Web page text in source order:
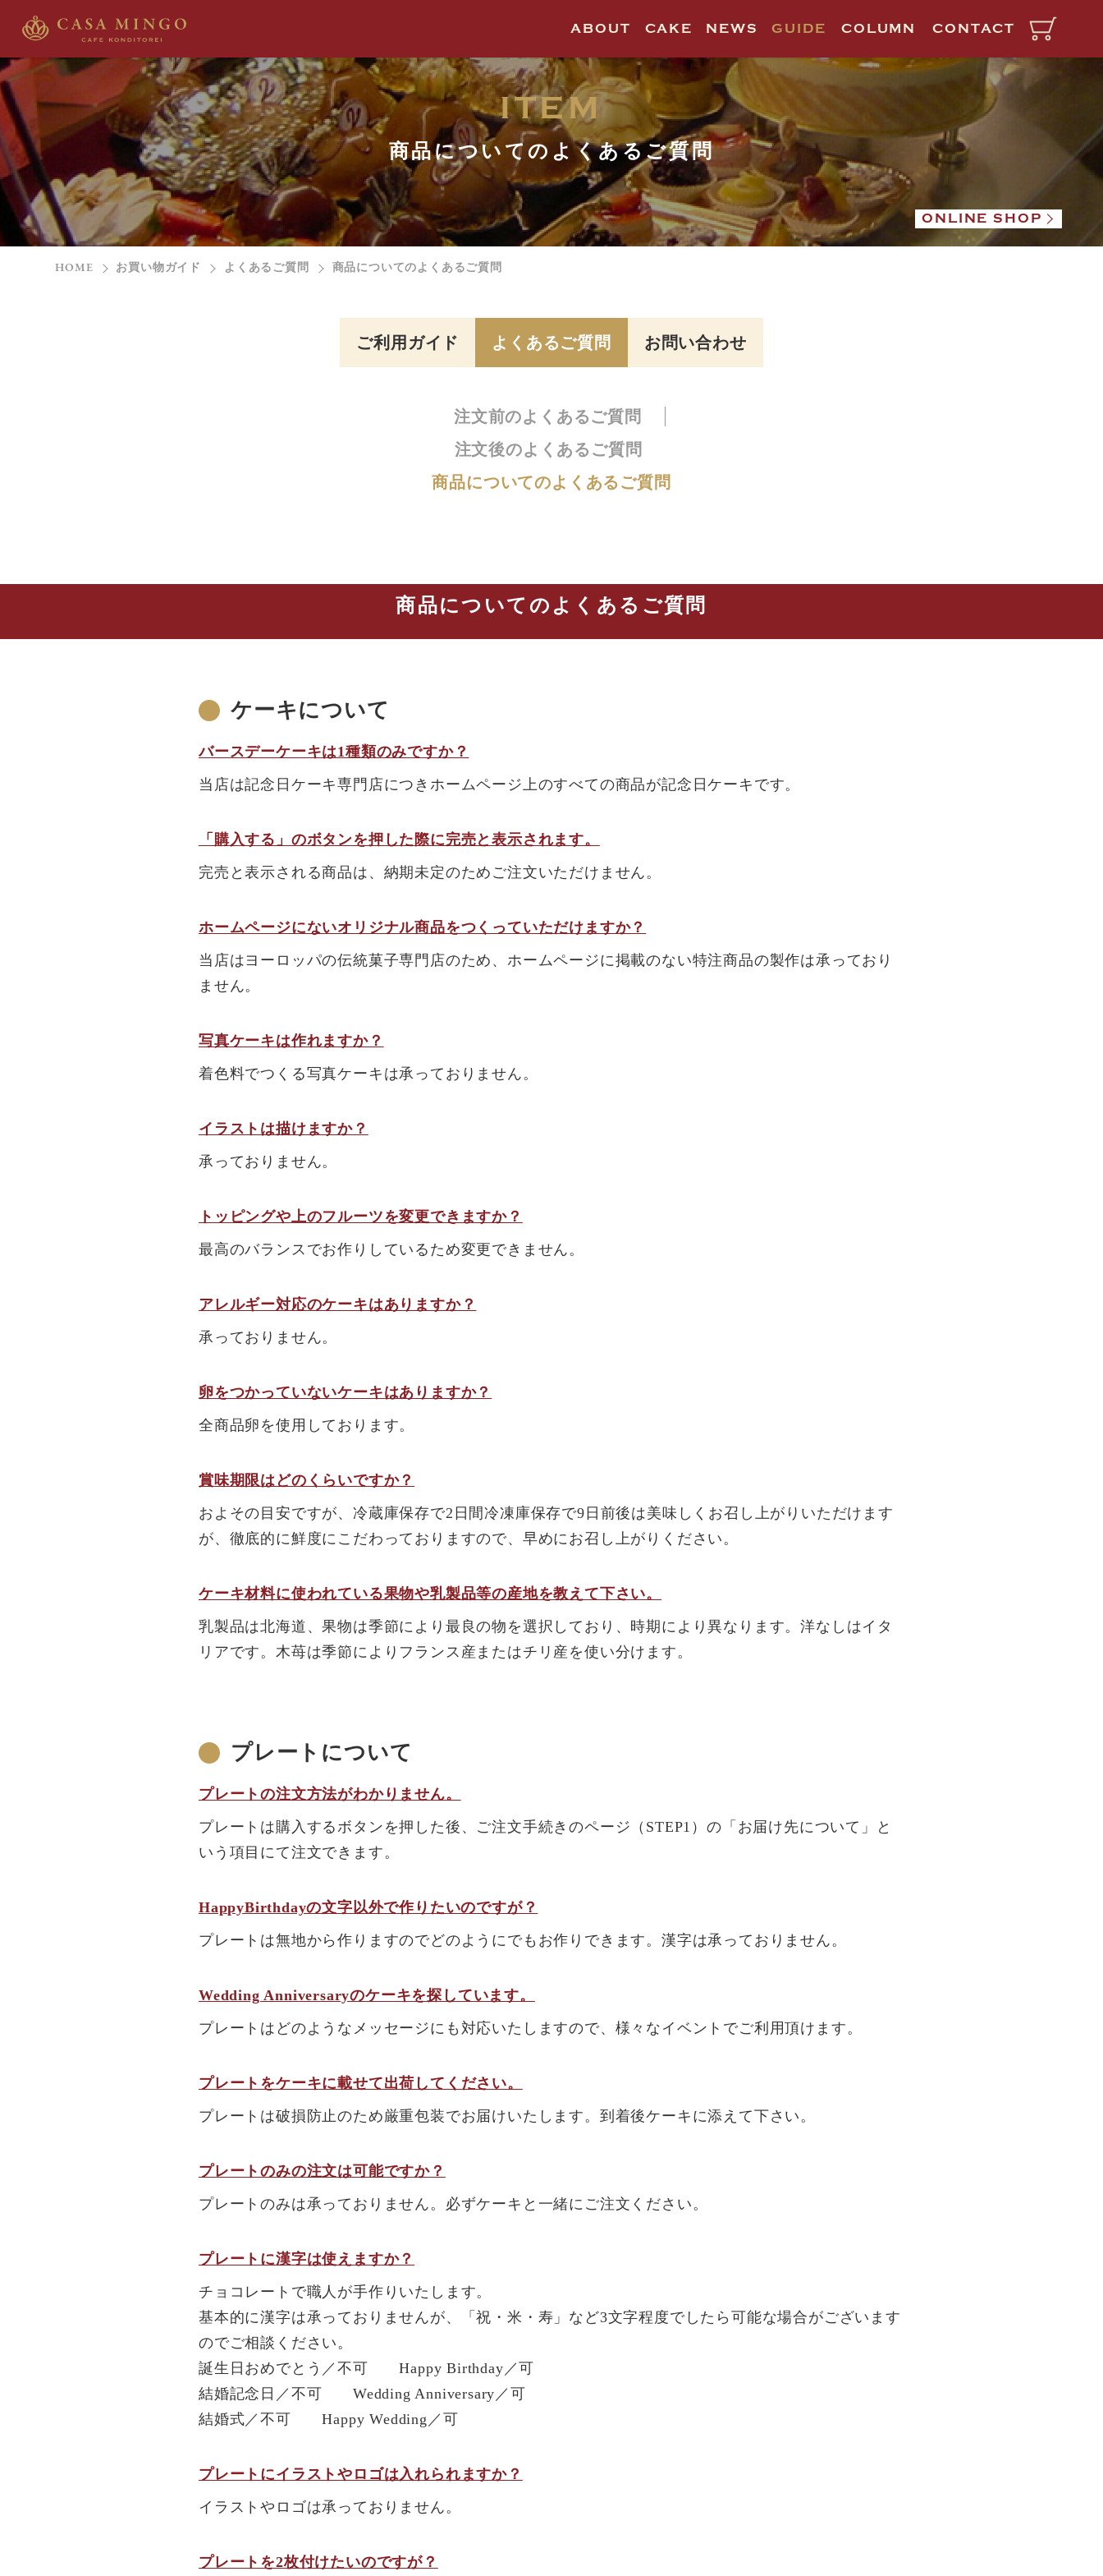
ABOUT CAKE NEWS GUIDE COLUMN CONTACT
ITEM
商品についてのよくあるご質問
ONLINE SHOP
HOME お買い物ガイド よくあるご質問 商品についてのよくあるご質問
ご利用ガイド よくあるご質問 お問い合わせ
注文前のよくあるご質問
注文後のよくあるご質問
商品についてのよくあるご質問
商品についてのよくあるご質問
ケーキについて
バースデーケーキは1種類のみですか？
当店は記念日ケーキ専門店につきホームページ上のすべての商品が記念日ケーキです。
「購入する」のボタンを押した際に完売と表示されます。
完売と表示される商品は、納期未定のためご注文いただけません。
ホームページにないオリジナル商品をつくっていただけますか？
当店はヨーロッパの伝統菓子専門店のため、ホームページに掲載のない特注商品の製作は承っており
ません。
写真ケーキは作れますか？
着色料でつくる写真ケーキは承っておりません。
イラストは描けますか？
承っておりません。
トッピングや上のフルーツを変更できますか？
最高のバランスでお作りしているため変更できません。
アレルギー対応のケーキはありますか？
承っておりません。
卵をつかっていないケーキはありますか？
全商品卵を使用しております。
賞味期限はどのくらいですか？
およその目安ですが、冷蔵庫保存で2日間冷凍庫保存で9日前後は美味しくお召し上がりいただけます
が、徹底的に鮮度にこだわっておりますので、早めにお召し上がりください。
ケーキ材料に使われている果物や乳製品等の産地を教えて下さい。
乳製品は北海道、果物は季節により最良の物を選択しており、時期により異なります。洋なしはイタ
リアです。木苺は季節によりフランス産またはチリ産を使い分けます。
プレートについて
プレートの注文方法がわかりません。
プレートは購入するボタンを押した後、ご注文手続きのページ（STEP1）の「お届け先について」と
いう項目にて注文できます。
HappyBirthdayの文字以外で作りたいのですが？
プレートは無地から作りますのでどのようにでもお作りできます。漢字は承っておりません。
Wedding Anniversaryのケーキを探しています。
プレートはどのようなメッセージにも対応いたしますので、様々なイベントでご利用頂けます。
プレートをケーキに載せて出荷してください。
プレートは破損防止のため厳重包装でお届けいたします。到着後ケーキに添えて下さい。
プレートのみの注文は可能ですか？
プレートのみは承っておりません。必ずケーキと一緒にご注文ください。
プレートに漢字は使えますか？
チョコレートで職人が手作りいたします。
基本的に漢字は承っておりませんが、「祝・米・寿」など3文字程度でしたら可能な場合がございます
のでご相談ください。
誕生日おめでとう／不可 Happy Birthday／可
結婚記念日／不可 Wedding Anniversary／可
結婚式／不可 Happy Wedding／可
プレートにイラストやロゴは入れられますか？
イラストやロゴは承っておりません。
プレートを2枚付けたいのですが？